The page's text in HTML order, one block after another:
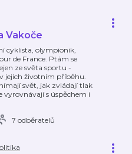
Vakoče
cyklista, olympionik,
de France. Ptám se
ze světa sportu -
jejich životním příběhu.
svět, jak zvládají tlak
vyrovnávají s úspěchem i
7 odběratelů